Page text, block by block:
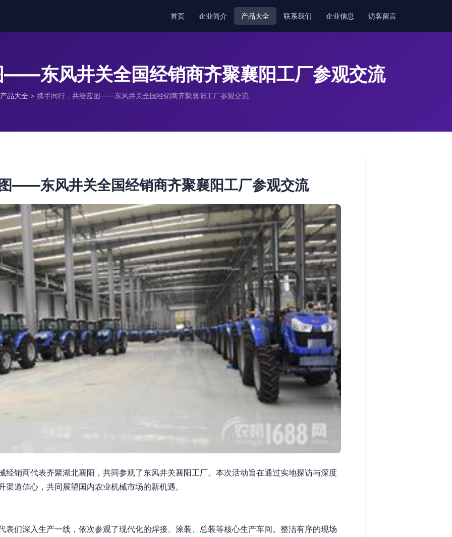
首页 企业简介 产品大全 联系我们 企业信息 访客留言
——东风井关全国经销商齐聚襄阳工厂参观交流
产品大全 > 携手同行，共绘蓝图——东风井关全国经销商齐聚襄阳工厂参观交流
——东风井关全国经销商齐聚襄阳工厂参观交流
经销商代表齐聚湖北襄阳，共同参观了东风井关襄阳工厂。本次活动旨在通过实地探访与深度
道信心，共同展望国内农业机械市场的新机遇。
表们深入生产一线，依次参观了现代化的焊接、涂装、总装等核心生产车间。整洁有序的现场